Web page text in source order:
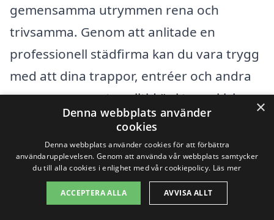
gemensamma utrymmen rena och
trivsamma. Genom att anlitade en
professionell städfirma kan du vara trygg
med att dina trappor, entréer och andra
gemensamma ytor alltid är i toppskick.
Om du letar efter hjälp med
trappstädning men kanske vill överväga
andra städer i närheten av Furulund,
finns det flera områden och byar där
×
Denna webbplats använder
cookies
Denna webbplats använder cookies för att förbättra
användarupplevelsen. Genom att använda vår webbplats samtycker
du till alla cookies i enlighet med vår cookiepolicy. Läs mer
ACCEPTERA ALLA AVVISA ALLT